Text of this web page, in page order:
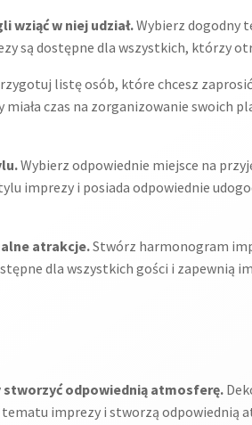
wziąć w niej udział.Wybierz dogodny
są dostępne dla wszystkich, którzy
listę osób, które chcesz
czas na zorganizowanie swoich
Wybierz odpowiednie miejsce na
imprezy i posiada odpowiednie
atrakcje.Stwórz harmonogram
dla wszystkich gości i zapewnią
odpowiednią atmosferę.
imprezy i stworzą odpowiednią